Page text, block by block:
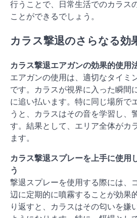
行うことで、日常生活でのカラス
ことができるでしょう。
カラス撃退のさらなる効
カラス撃退エアガンの効果的使用
エアガンの使用は、適切なタイミ
です。カラスが視界に入った瞬間
に追い払います。特に同じ場所で
うと、カラスはその音を学習し、
す。結果として、エリア全体がカ
ます。
カラス撃退スプレーを上手に使用
う
撃退スプレーを使用する際には、
辺に定期的に噴霧することが効果
り返すと、カラスはその匂いを嫌